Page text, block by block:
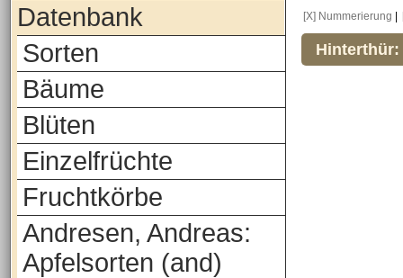
Datenbank
Sorten
Bäume
Blüten
Einzelfrüchte
Fruchtkörbe
Andresen, Andreas:
Apfelsorten (and)
[X] Nummerierung